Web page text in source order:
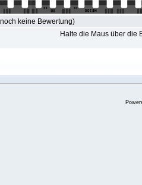
keine Bewertung)
Halte die Maus über die